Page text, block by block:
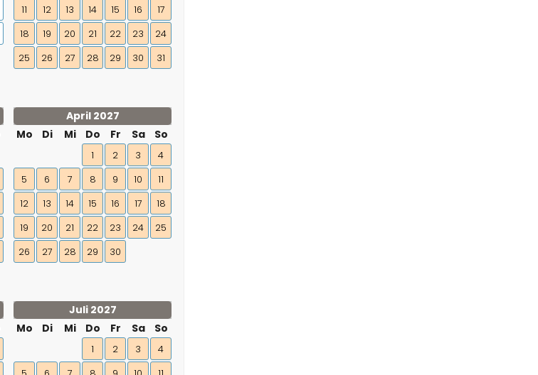
11
12 13 14 15 16
17
18
19 20 21 22 23
24
25
26 27 28 29 30 31
April 2027
Mo
Di Mi Do Fr Sa So
1 2 3
4
5
6 7 8 9 10
11
12
13 14 15 16 17
18
19
20 21 22 23 24
25
26
27 28 29 30
Juli 2027
Mo
Di Mi Do Fr Sa So
1 2 3
4